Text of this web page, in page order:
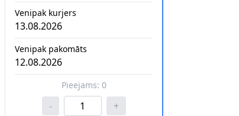
Venipak kurjers
13.08.2026
Venipak pakomāts
12.08.2026
Pieejams: 0
- +